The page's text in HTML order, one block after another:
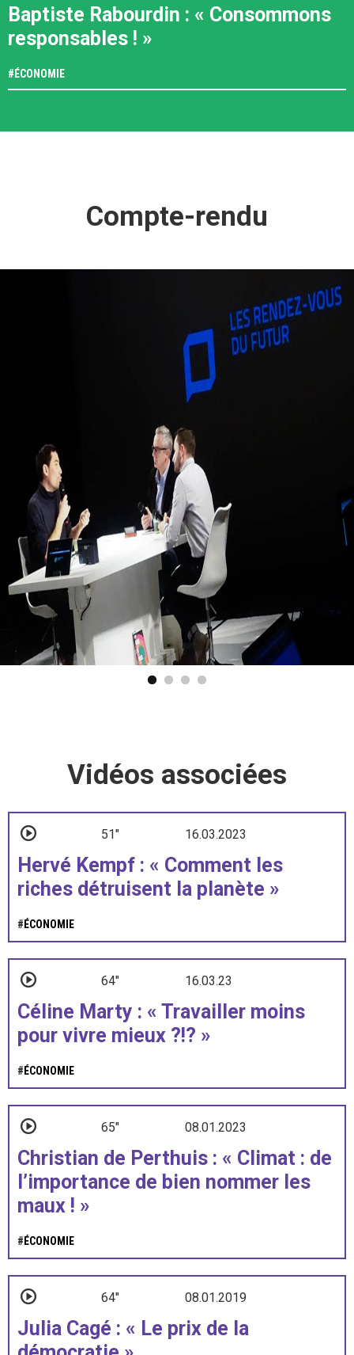
Baptiste Rabourdin : « Consommons
responsables ! »
#ÉCONOMIE
Compte-rendu
Vidéos associées
51" 16.03.2023
Hervé Kempf : « Comment les
riches détruisent la planète »
#ÉCONOMIE
64" 16.03.23
Céline Marty : « Travailler moins
pour vivre mieux ?!? »
#ÉCONOMIE
65" 08.01.2023
Christian de Perthuis : « Climat : de
l’importance de bien nommer les
maux ! »
#ÉCONOMIE
64" 08.01.2019
Julia Cagé : « Le prix de la